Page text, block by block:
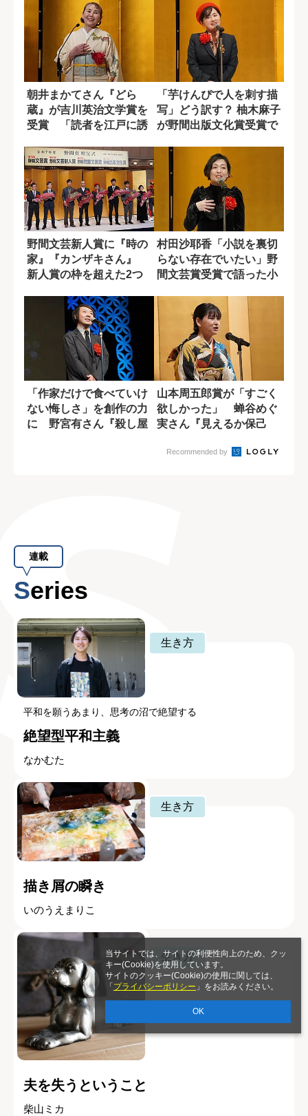
当サイトでは、サイトの利便性向上のため、クッ
キー(Cookie)を使用しています。
サイトのクッキー(Cookie)の使用に関しては、
「 プライバシーポリシー 」をお読みください。
OK
朝井まかてさん『どら
蔵』が吉川英治文学賞を
受賞 「読者を江戸に誘
「芋けんぴで人を刺す描
写」どう訳す？ 柚木麻子
が野間出版文化賞受賞で
野間文芸新人賞に『時の
家』『カンザキさん』
新人賞の枠を超えた2つ
村田沙耶香「小説を裏切
らない存在でいたい」野
間文芸賞受賞で語った小
「作家だけで食べていけ
ない悔しさ」を創作の力
に 野宮有さん『殺し屋
山本周五郎賞が「すごく
欲しかった」 蝉谷めぐ
実さん『見えるか保己
Recommended by
連載
Series
生き方
平和を願うあまり、思考の沼で絶望する
絶望型平和主義
なかむた
生き方
描き屑の瞬き
いのうえまりこ
生き方
夫を失うということ
柴山ミカ